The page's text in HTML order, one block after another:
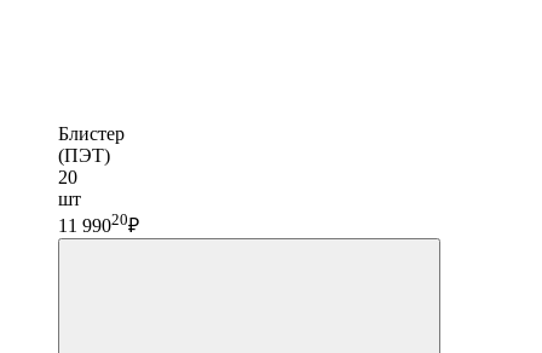
Блистер
(ПЭТ)
20
шт
11 99020₽